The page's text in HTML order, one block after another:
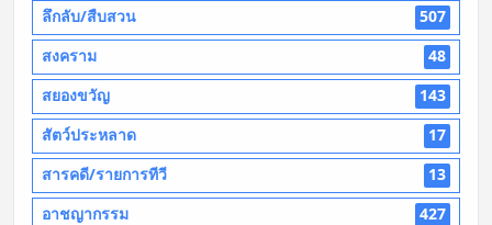
ลึกลับ/สืบสวน
507
สงคราม
48
สยองขวัญ
143
สัตว์ประหลาด
17
สารคดี/รายการทีวี
13
อาชญากรรม
427